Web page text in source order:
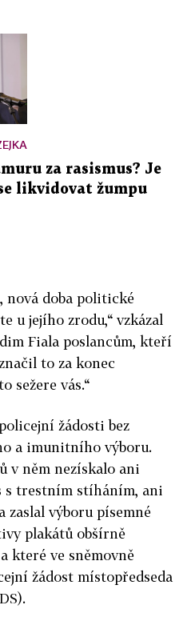
za rasismus? Je
likvidovat žumpu
nová doba politické
u jejího zrodu,“ vzkázal
Fiala poslancům, kteří
to za konec
sežere vás.“
žádosti bez
a imunitního výboru.
v něm nezískalo ani
s trestním stíháním, ani
zaslal výboru písemné
plakátů obšírně
které ve sněmovně
žádost místopředseda